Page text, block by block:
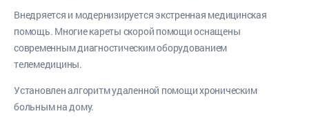
Внедряется и модернизируется экстренная медицинская
помощь. Многие кареты скорой помощи оснащены
современным диагностическим оборудованием
телемедицины.
Установлен алгоритм удаленной помощи хроническим
больным на дому.